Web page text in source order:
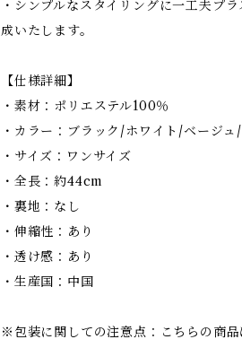
・シンプルなスタイリングに一工夫プ
成いたします。
【仕様詳細】
・素材：ポリエステル100％
・カラー：ブラック/ホワイト/ベージ
・サイズ：ワンサイズ
・全長：約44cm
・裏地：なし
・伸縮性：あり
・透け感：あり
・生産国：中国
※包装に関しての注意点：こちらの商